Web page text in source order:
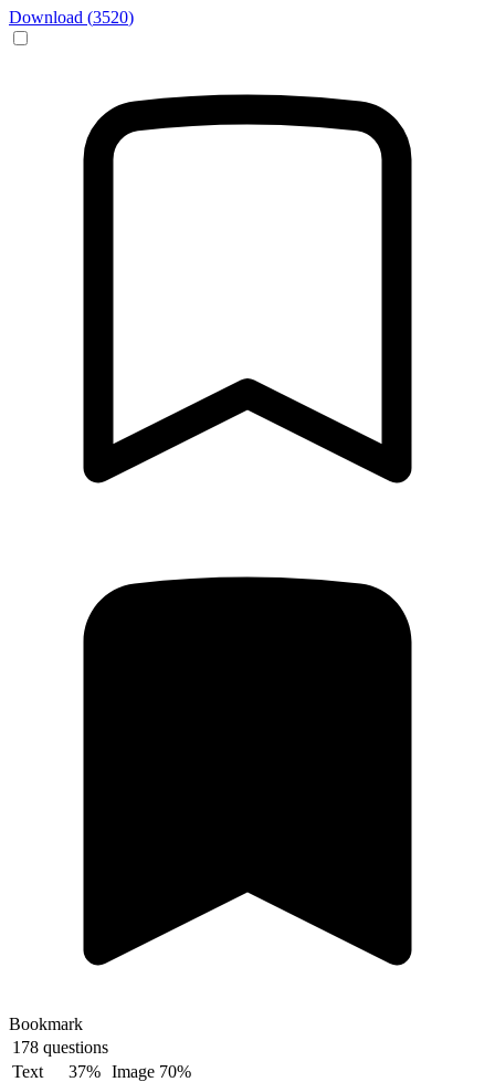
Download (3520)
Bookmark
178 questions
Text
37% Image 70%